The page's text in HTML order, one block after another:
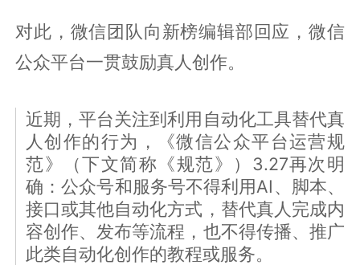
对此，微信团队向新榜编辑部回应，微信
公众平台一贯鼓励真人创作。
近期，平台关注到利用自动化工具替代真
人创作的行为，《微信公众平台运营规
范》（下文简称《规范》）3.27再次明
确：公众号和服务号不得利用AI、脚本、
接口或其他自动化方式，替代真人完成内
容创作、发布等流程，也不得传播、推广
此类自动化创作的教程或服务。